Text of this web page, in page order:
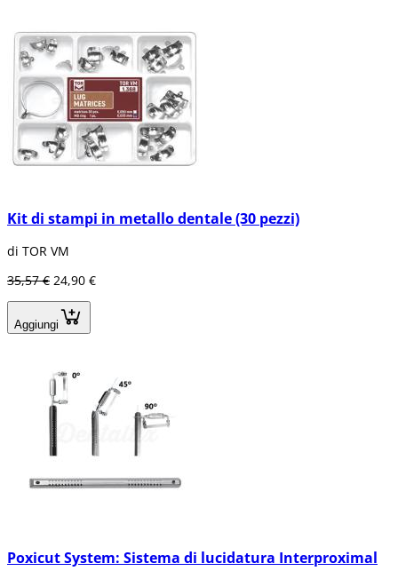
Kit di stampi in metallo dentale (30 pezzi)
di TOR VM
35,57 € 24,90 €
Aggiungi
Poxicut System: Sistema di lucidatura Interproximal